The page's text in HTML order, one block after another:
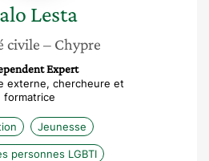
Lesta
civile – Chypre
Expert
externe, chercheure et
formatrice
Jeunesse
personnes LGBTI